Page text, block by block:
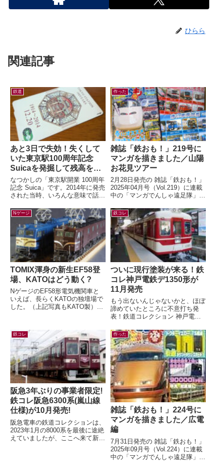
ひらら
関連記事
鉄道
あと3日で失効！失くして
いた東京駅100周年記念
Suicaを発掘して残高を確
認したら…
なつかしの「東京駅開業 100周年
記念 Suica」です。2014年に発売
された当時、いろんな意味で話題
なので、もったいなくて使わ...
作った
雑誌「鉄おも！」219号に
マンガを描きました／山陽
お花見ツアー
2月28日発売の 雑誌「鉄おも！」
2025年04月号（Vol.219）に連載
中の「マンガでんしゃ遠足隊」最
ロマンの山陽お花見ツアー...
Nゲージ
TOMIX渾身の新生EF58登
場、KATOはどう動く?
NゲージのEF58形電気機関車と
いえば、長らくKATOの独壇場で
した。（上記写真もKATO製）す
か...
鉄コレ
ついに現行塗装が来る！鉄
コレ神戸電鉄デ1350形が
11月発売
もう出ないんじゃないかと、ほぼ
諦めていたところに不意打ち発
表！鉄道コレクション 神戸電鉄
コレ) 鉄コレの神鉄1000系列と...
鉄コレ
阪急3年ぶりの事業者限定!
鉄コレ阪急6300系(嵐山線
仕様)が10月発売!
阪急電車の鉄道コレクションは、
2023年1月の8000系を最後に途絶
えていましたが、ここへ来て新製
作った
雑誌「鉄おも！」224号に
マンガを描きました／広電
編
7月31日発売の 雑誌「鉄おも！」
2025年09月号（Vol.224）に連載
中の「マンガでんしゃ遠足隊」最